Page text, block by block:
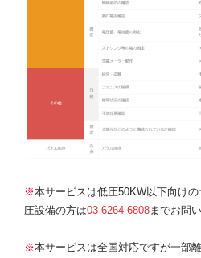
※本サービスは低圧50KW以下向け
圧設備の方は03-6264-6808 までお問
※本サービスは全国対応ですが一部